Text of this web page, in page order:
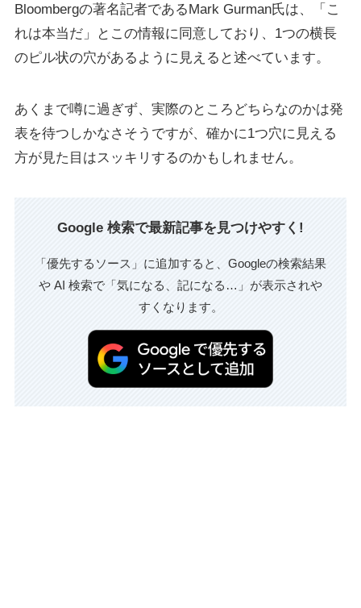
Bloombergの著名記者であるMark Gurman氏は、「こ
れは本当だ」とこの情報に同意しており、1つの横長
のピル状の穴があるように見えると述べています。
あくまで噂に過ぎず、実際のところどちらなのかは発
表を待つしかなさそうですが、確かに1つ穴に見える
方が見た目はスッキリするのかもしれません。
Google 検索で最新記事を見つけやすく!
「優先するソース」に追加すると、Googleの検索結果
や AI 検索で「気になる、記になる…」が表示されや
すくなります。